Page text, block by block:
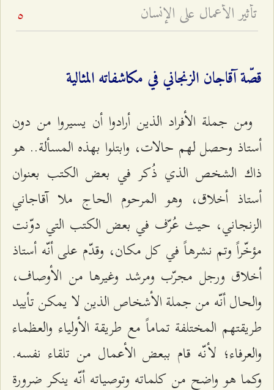
تأثير الأعمال على الإنسان 5
قصّة آقاجان الزنجاني في مكاشفاته المثالية
ومن جملة الأفراد الذين أرادوا أن يسيروا من دون
أستاذ وحصل لهم حالات، وابتلوا بهذه المسألة.. هو
ذاك الشخص الذي ذُكر في بعض الكتب بعنوان
أستاذ أخلاق، وهو المرحوم الحاج ملا آقاجاني
الزنجاني، حيث عُرّف في بعض الكتب التي دوّنت
مؤخّراً وتم نشرهاً في كل مكان، وقدّم على أنّه أستاذ
أخلاق ورجل مجرّب ومرشد وغيرها من الأوصاف،
والحال أنّه من جملة الأشخاص الذين لا يمكن تأييد
طريقتهم المختلفة تماماً مع طريقة الأولياء والعظماء
والعرفاء؛ لأنّه قام ببعض الأعمال من تلقاء نفسه.
وكما هو واضح من كلماته وتوصياته أنّه ينكر ضرورة